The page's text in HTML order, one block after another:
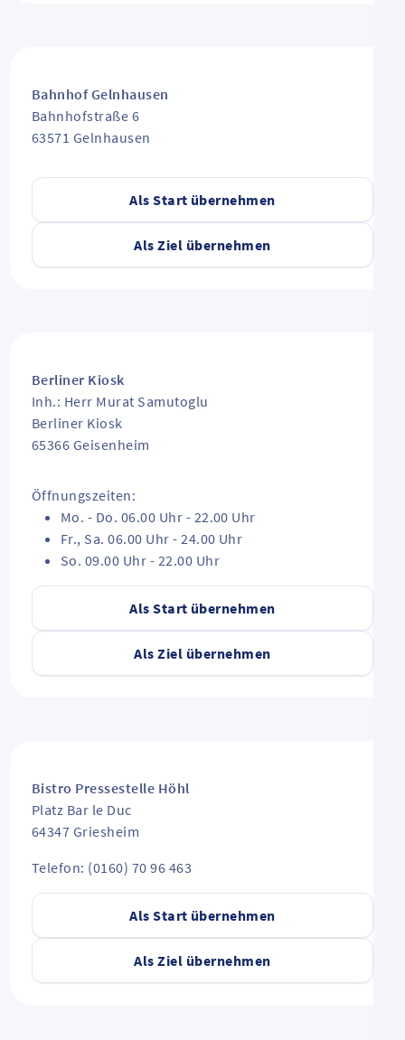
Als Start übernehmen
Als Ziel übernehmen
Bahnhof Gelnhausen
Bahnhofstraße 6
63571 Gelnhausen
Als Start übernehmen
Als Ziel übernehmen
Berliner Kiosk
Inh.: Herr Murat Samutoglu
Berliner Kiosk
65366 Geisenheim
Öffnungszeiten:
Mo. - Do. 06.00 Uhr - 22.00 Uhr
Fr., Sa. 06.00 Uhr - 24.00 Uhr
So. 09.00 Uhr - 22.00 Uhr
Als Start übernehmen
Als Ziel übernehmen
Bistro Pressestelle Höhl
Platz Bar le Duc
64347 Griesheim
Telefon: (0160) 70 96 463